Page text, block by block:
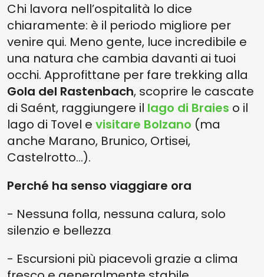
Chi lavora nell’ospitalità lo dice
chiaramente: è il periodo migliore per
venire qui. Meno gente, luce incredibile e
una natura che cambia davanti ai tuoi
occhi. Approfittane per fare trekking alla
Gola del Rastenbach, scoprire le cascate
di Saént, raggiungere il lago di Braies o il
lago di Tovel e visitare Bolzano (ma
anche Marano, Brunico, Ortisei,
Castelrotto…).
Perché ha senso viaggiare ora
- Nessuna folla, nessuna calura, solo
silenzio e bellezza
- Escursioni più piacevoli grazie a clima